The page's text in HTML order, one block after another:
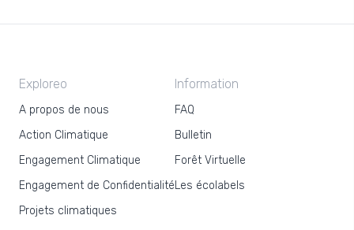
Exploreo
A propos de nous
Action Climatique
Engagement Climatique
Engagement de Confidentialité
Projets climatiques
Information
FAQ
Bulletin
Forêt Virtuelle
Les écolabels